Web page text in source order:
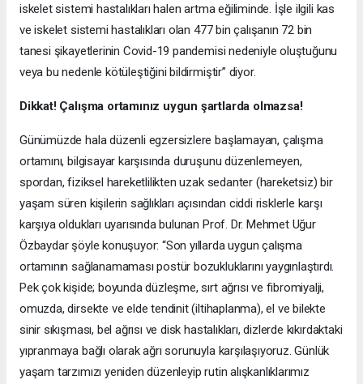
iskelet sistemi hastalıkları halen artma eğiliminde. İşle ilgili kas
ve iskelet sistemi hastalıkları olan 477 bin çalışanın 72 bin
tanesi şikayetlerinin Covid-19 pandemisi nedeniyle oluştuğunu
veya bu nedenle kötüleştiğini bildirmiştir” diyor.
Dikkat! Çalışma ortamınız uygun şartlarda olmazsa!
Günümüzde hala düzenli egzersizlere başlamayan, çalışma
ortamını, bilgisayar karşısında duruşunu düzenlemeyen,
spordan, fiziksel hareketlilikten uzak sedanter (hareketsiz) bir
yaşam süren kişilerin sağlıkları açısından ciddi risklerle karşı
karşıya oldukları uyarısında bulunan Prof. Dr. Mehmet Uğur
Özbaydar şöyle konuşuyor: “Son yıllarda uygun çalışma
ortamının sağlanamaması postür bozukluklarını yaygınlaştırdı.
Pek çok kişide; boyunda düzleşme, sırt ağrısı ve fibromiyalji,
omuzda, dirsekte ve elde tendinit (iltihaplanma), el ve bilekte
sinir sıkışması, bel ağrısı ve disk hastalıkları, dizlerde kıkırdaktaki
yıpranmaya bağlı olarak ağrı sorunuyla karşılaşıyoruz. Günlük
yaşam tarzımızı yeniden düzenleyip rutin alışkanlıklarımız